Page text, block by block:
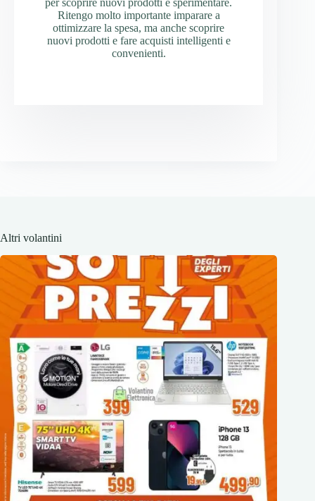
per scoprire nuovi prodotti e sperimentare.
Ritengo molto importante imparare a
ottimizzare la spesa, ma anche scoprire
nuovi prodotti e fare acquisti intelligenti e
convenienti.
Altri volantini